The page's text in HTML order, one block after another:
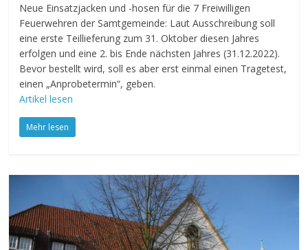
Neue Einsatzjacken und -hosen für die 7 Freiwilligen
Feuerwehren der Samtgemeinde: Laut Ausschreibung soll
eine erste Teillieferung zum 31. Oktober diesen Jahres
erfolgen und eine 2. bis Ende nächsten Jahres (31.12.2022).
Bevor bestellt wird, soll es aber erst einmal einen Tragetest,
einen „Anprobetermin“, geben.
Artikel lesen
Mehr lesen